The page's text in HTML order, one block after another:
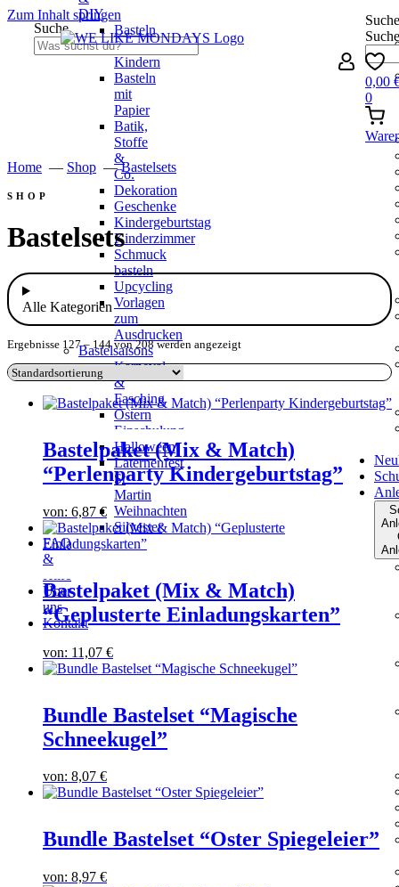
Zum Inhalt springen
DIY
Basteln
mit
Kindern
Basteln
mit
Papier
Batik,
Stoffe
&
Co.
Dekoration
Geschenke
Kindergeburtstag
Kinderzimmer
Schmuck
basteln
Upcycling
Vorlagen
zum
Ausdrucken
Bastelsaisons
Karneval
&
Fasching
Ostern
Einschulung
Halloween
Laternenfest
St
Martin
Weihnachten
Silvester
FAQ
&
Über
uns
Kontakt
Suche
Suche
Suche
0,00
0
Home — Shop —Bastelsets
Bastelsets
Alle Kategorien
Ergebnisse 127 – 144 von 208 werden angezeigt
Bastelpaket (Mix & Match)
“Perlenparty Kindergeburtstag”
von: 6,87 €
Bastelpaket (Mix & Match)
“Geplusterte Einladungskarten”
von: 11,07 €
Bundle Bastelset “Magische
Schneekugel”
von: 8,07 €
Bundle Bastelset “Oster Spiegeleier”
von: 8,97 €